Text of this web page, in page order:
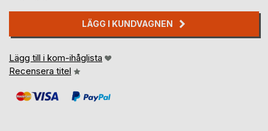
LÄGG I KUNDVAGNEN
Lägg till i kom-ihåglista
Recensera titel